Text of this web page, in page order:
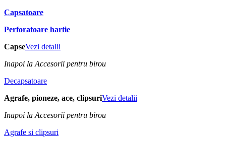
Capsatoare
Perforatoare hartie
CapseVezi detalii
Inapoi la Accesorii pentru birou
Decapsatoare
Agrafe, pioneze, ace, clipsuriVezi detalii
Inapoi la Accesorii pentru birou
Agrafe si clipsuri